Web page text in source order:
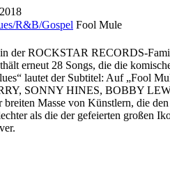
2018
R&B/Gospel Fool Mule
der ROCKSTAR RECORDS-
erneut 28 Songs, die die
lautet der Subtitel: Auf „Fool
SONNY HINES, BOBBY
breiten Masse von Künstlern, die
als die der gefeierten großen